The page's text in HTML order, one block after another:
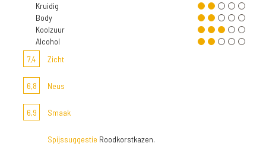
Kruidig
Body
Koolzuur
Alcohol
7,4
Zicht
6,8 Neus
6,9 Smaak
Spijssuggestie Roodkorstkazen.